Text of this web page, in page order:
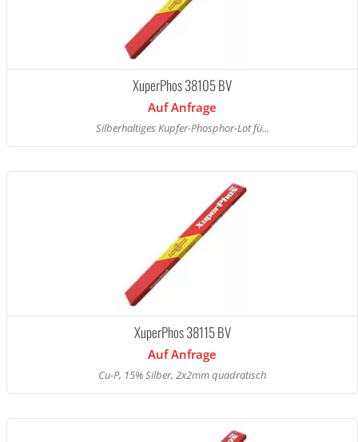
XuperPhos 38105 BV
Auf Anfrage
Silberhaltiges Kupfer-Phosphor-Lot fü...
XuperPhos 38115 BV
Auf Anfrage
Cu-P, 15% Silber, 2x2mm quadratisch